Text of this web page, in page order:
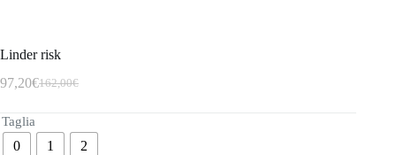
Linder risk
162,00€
97,20€
Taglia
0 1 2